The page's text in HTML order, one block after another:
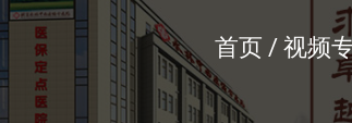
首页 视频